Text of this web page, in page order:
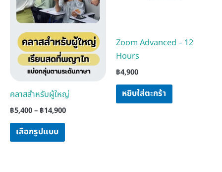
คลาสสำหรับผู้ใหญ่
฿5,400– ฿14,900
เลือกรูปแบบ
The
options
may
be
chosen
on
the
product
page
Zoom Advanced – 12
Hours
฿4,900
หยิบใส่ตะกร้า